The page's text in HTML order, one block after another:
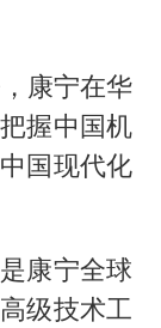
康宁在华
握中国机
国现代化
康宁全球
级技术工